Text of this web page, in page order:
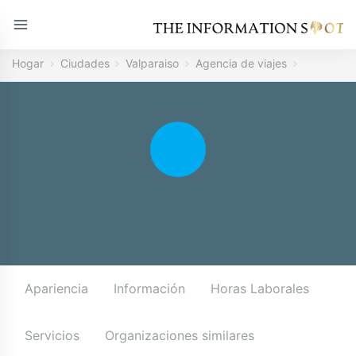
Hogar Ciudades Valparaiso Agencia de viajes
Apariencia Información Horas Laborales
Servicios Organizaciones similares